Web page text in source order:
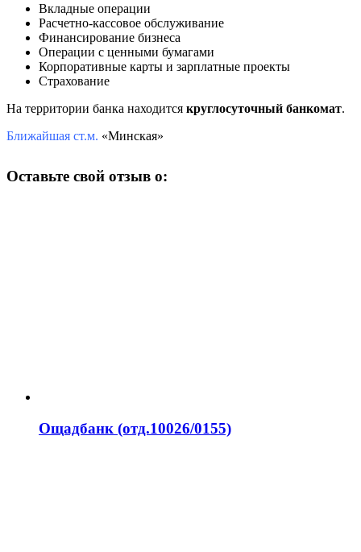
Вкладные операции
Расчетно-кассовое обслуживание
Финансирование бизнеса
Операции с ценными бумагами
Корпоративные карты и зарплатные проекты
Страхование
На территории банка находится круглосуточный банкомат.
Ближайшая ст.м. «Минская»
Оставьте свой отзыв о:
Ощадбанк (отд.10026/0155)